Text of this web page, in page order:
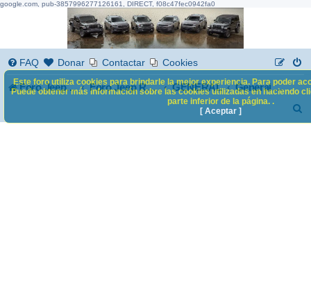
google.com, pub-3857996277126161, DIRECT, f08c47fec0942fa0
FAQ Donar Contactar Cookies
Foro Jeep Renegade Foro Jeep Renegade GENERAL
General Mundo Jeep
Este foro utiliza cookies para brindarle la mejor experiencia. Para poder
Puede obtener más información sobre las cookies utilizadas en haciendo
parte inferior de la página. .
[ Aceptar ]